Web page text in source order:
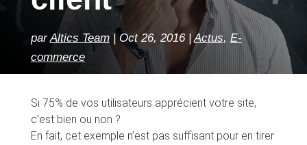
parAltics Team Oct 26, 2016 Actus, E-
commerce
Si 75% de vos utilisateurs apprécient votre site,
c’est bien ou non ?
En fait, cet exemple n’est pas suffisant pour en tirer